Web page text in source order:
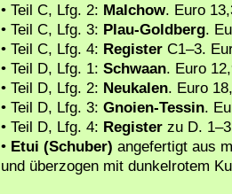
• Teil C, Lfg. 2: Malchow. Euro
• Teil C, Lfg. 3: Plau-Goldberg.
• Teil C, Lfg. 4: Register C1–3.
• Teil D, Lfg. 1: Schwaan. Euro
• Teil D, Lfg. 2: Neukalen. Euro
• Teil D, Lfg. 3: Gnoien-Tessin.
• Teil D, Lfg. 4: Register zu D.
• Etui (Schuber) angefertigt aus
und überzogen mit dunkelrotem